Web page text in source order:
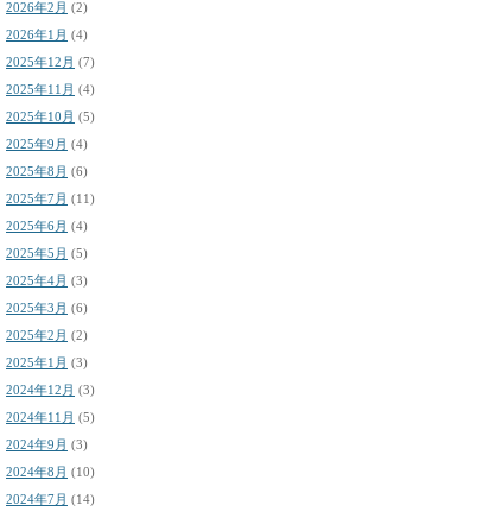
2026年2月 (2)
2026年1月 (4)
2025年12月 (7)
2025年11月 (4)
2025年10月 (5)
2025年9月 (4)
2025年8月 (6)
2025年7月 (11)
2025年6月 (4)
2025年5月 (5)
2025年4月 (3)
2025年3月 (6)
2025年2月 (2)
2025年1月 (3)
2024年12月 (3)
2024年11月 (5)
2024年9月 (3)
2024年8月 (10)
2024年7月 (14)